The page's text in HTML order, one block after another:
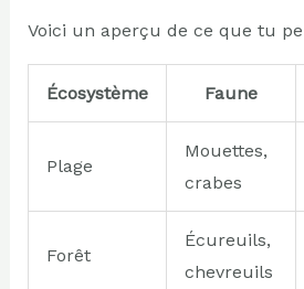
Voici un aperçu de ce que tu
Écosystème Faune
Plage
Mouettes,
crabes
Forêt
Écureuils,
chevreuils